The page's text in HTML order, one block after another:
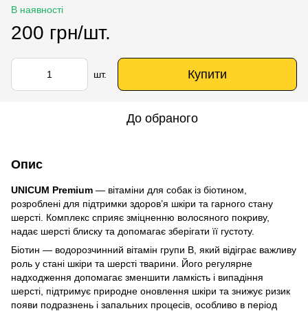
В наявності
200 грн/шт.
шт. Купити
До обраного
Опис
UNICUM Premium — вітаміни для собак із біотином,
розроблені для підтримки здоров’я шкіри та гарного стану
шерсті. Комплекс сприяє зміцненню волосяного покриву,
надає шерсті блиску та допомагає зберігати її густоту.
Біотин — водорозчинний вітамін групи B, який відіграє важливу
роль у стані шкіри та шерсті тварини. Його регулярне
надходження допомагає зменшити ламкість і випадіння
шерсті, підтримує природне оновлення шкіри та знижує ризик
появи подразнень і запальних процесів, особливо в період